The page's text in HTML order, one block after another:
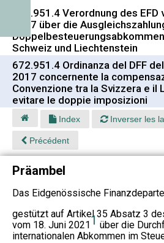
672.951.4 Verordnung des
2017 über die
Schweiz und Liechtenstein
672.951.4 Ordinanza del DFF
2017 concernente la
Convenzione tra la Svizzera e il
evitare le doppie imposizioni
Index Inverser les
Précédent
Präambel
Das Eidgenössische
gestützt auf Artikel 35 Absatz 3
vom 18. Juni 20211 über die
internationalen Abkommen im